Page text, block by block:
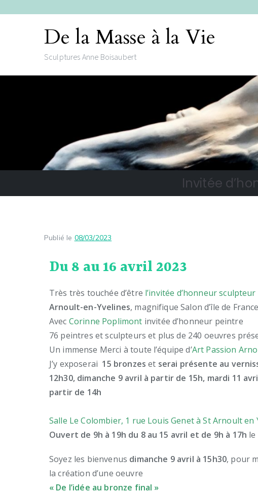
De la Masse à la Vie
Sculptures Anne Boisaubert
Invitée
Publié le 08/03/2023
Du 8 au 16 avril 2023
Très très touchée d’être l’invitée d’honneur sculpteur
Arnoult-en-Yvelines, magnifique Salon d’île de France
Avec Corinne Poplimont invitée d’honneur peintre
76 peintres et sculpteurs et plus de 240 oeuvres
Un immense Merci à toute l’équipe d’Art Passion
J’y exposerai 15 bronzes et serai présente au
12h30, dimanche 9 avril à partir de 15h, mardi 11
partir de 14h
Salle Le Colombier, 1 rue Louis Genet à St Arnoult en
Ouvert de 9h à 19h du 8 au 15 avril et de 9h à 17h le
Soyez les bienvenus dimanche 9 avril à 15h30, pour
la création d’une oeuvre
« De l’idée au bronze final »